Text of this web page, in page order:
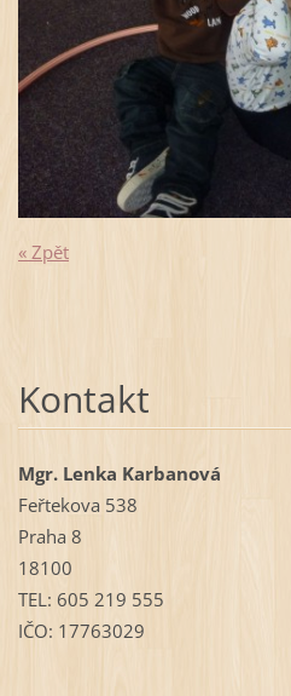
« Zpět
Kontakt
Mgr. Lenka Karbanová
Feřtekova 538
Praha 8
18100
TEL: 605 219 555
IČO: 17763029